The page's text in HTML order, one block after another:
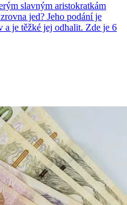
slavným aristokratkám
jed? Jeho podání je
a je těžké jej odhalit. Zde je 6